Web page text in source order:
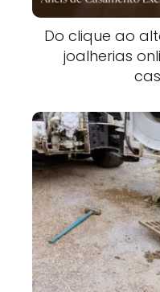
Do clique ao
joalherias